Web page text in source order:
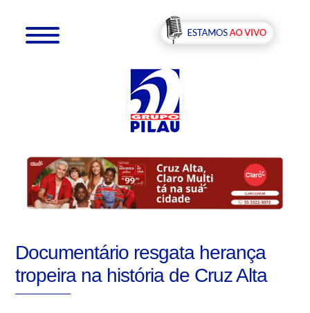
Documentário resgata herança
tropeira na história de Cruz Alta